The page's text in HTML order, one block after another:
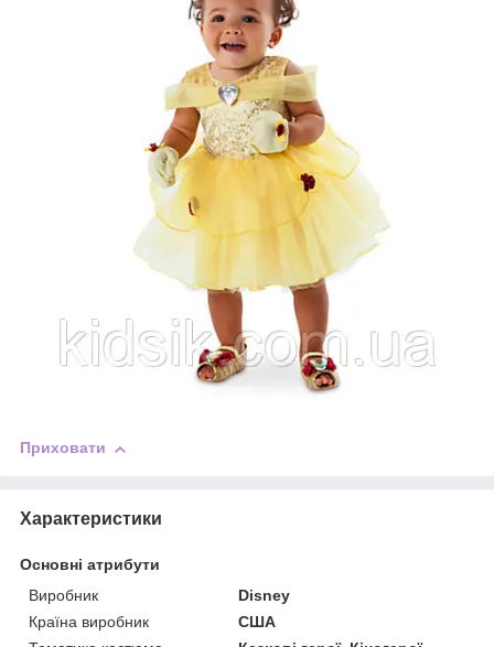
Приховати
Характеристики
Основні атрибути
Виробник
Disney
Країна виробник
США